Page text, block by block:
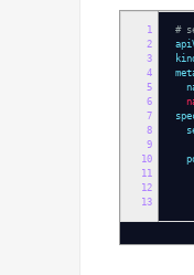
1
2
3
4
5
6
7
8
9
10
11
12
13
#